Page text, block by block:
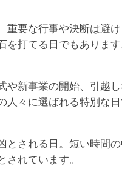
重要な行事や決断は避
打てる日でもあります
や新事業の開始、引越
々に選ばれる特別な日
とされる日。短い時間
されています。